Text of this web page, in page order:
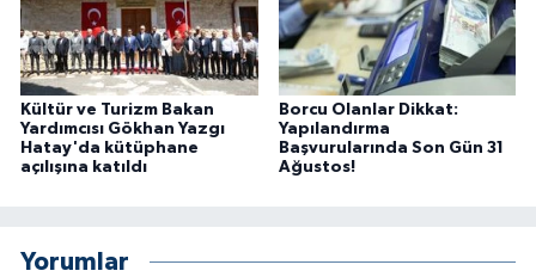
Kültür ve Turizm Bakan
Yardımcısı Gökhan Yazgı
Hatay'da kütüphane
açılışına katıldı
Borcu Olanlar Dikkat:
Yapılandırma
Başvurularında Son Gün 31
Ağustos!
Yorumlar